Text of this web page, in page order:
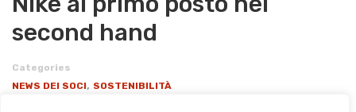
second hand
Categories
NEWS DEI SOCI, SOSTENIBILITÀ